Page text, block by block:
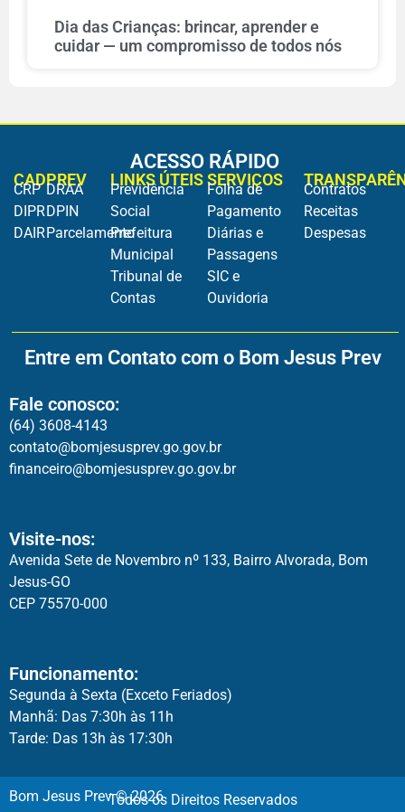
Dia das Crianças: brincar, aprender e
cuidar — um compromisso de todos nós
ACESSO RÁPIDO
CADPREV
CRP
DIPR
DAIR
DRAA
DPIN
Parcelamento
LINKS ÚTEIS
Previdência
Social
Prefeitura
Municipal
Tribunal de
Contas
SERVIÇOS
Folha de
Pagamento
Diárias e
Passagens
SIC e
Ouvidoria
Contratos
Receitas
Despesas
Entre em Contato com o Bom Jesus Prev
Fale conosco:
(64) 3608-4143
contato@bomjesusprev.go.gov.br
financeiro@bomjesusprev.go.gov.br
Visite-nos:
Avenida Sete de Novembro nº 133, Bairro Alvorada, Bom
Jesus-GO
CEP 75570-000
Funcionamento:
Segunda à Sexta (Exceto Feriados)
Manhã: Das 7:30h às 11h
Tarde: Das 13h às 17:30h
Bom Jesus Prev © 2026Todos os Direitos Reservados